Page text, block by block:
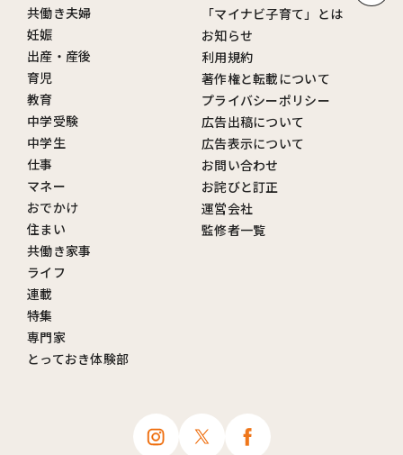
共働き夫婦
妊娠
出産・産後
育児
教育
中学受験
中学生
仕事
マネー
おでかけ
住まい
共働き家事
ライフ
連載
特集
専門家
とっておき体験部
「マイナビ子育て」とは
お知らせ
利用規約
著作権と転載について
プライバシーポリシー
広告出稿について
広告表示について
お問い合わせ
お詫びと訂正
運営会社
監修者一覧